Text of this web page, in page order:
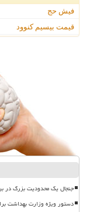
فیش حج
قیمت بیسیم کنوود
جنجال یک محدودیت بزرگ در
دستور ویژه وزارت بهداشت